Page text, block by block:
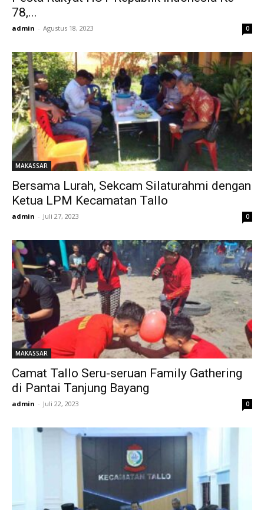
78,...
admin - Agustus 18, 2023 0
MAKASSAR
Bersama Lurah, Sekcam Silaturahmi dengan
Ketua LPM Kecamatan Tallo
admin - Juli 27, 2023 0
MAKASSAR
Camat Tallo Seru-seruan Family Gathering
di Pantai Tanjung Bayang
admin - Juli 22, 2023 0